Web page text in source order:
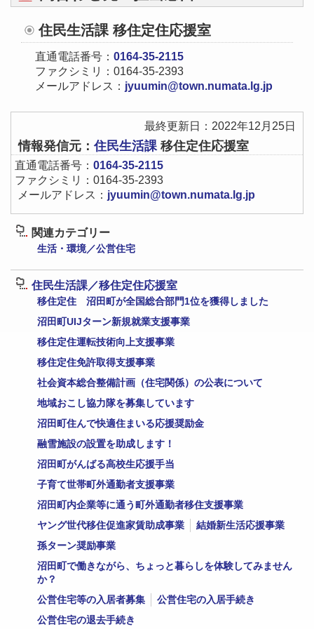
住民生活課 移住定住応援室
直通電話番号： 0164-35-2115
ファクシミリ：0164-35-2393
メールアドレス： jyuumin@town.numata.lg.jp
最終更新日：2022年12月25日
情報発信元：住民生活課 移住定住応援室
直通電話番号： 0164-35-2115
ファクシミリ：0164-35-2393
メールアドレス： jyuumin@town.numata.lg.jp
関連カテゴリー
生活・環境／公営住宅
住民生活課／移住定住応援室
移住定住 沼田町が全国総合部門1位を獲得しました
沼田町UIJターン新規就業支援事業
移住定住運転技術向上支援事業
移住定住免許取得支援事業
社会資本総合整備計画（住宅関係）の公表について
地域おこし協力隊を募集しています
沼田町住んで快適住まいる応援奨励金
融雪施設の設置を助成します！
沼田町がんばる高校生応援手当
子育て世帯町外通勤者支援事業
沼田町内企業等に通う町外通勤者移住支援事業
ヤング世代移住促進家賃助成事業
結婚新生活応援事業
孫ターン奨励事業
沼田町で働きながら、ちょっと暮らしを体験してみません
か？
公営住宅等の入居者募集
公営住宅の入居手続き
公営住宅の退去手続き